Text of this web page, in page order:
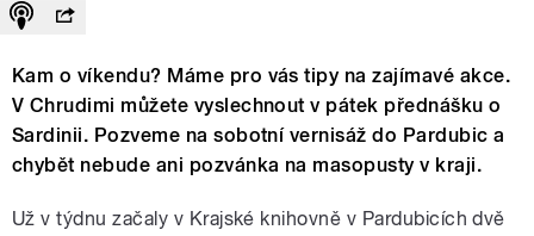
Kam o víkendu? Máme pro vás tipy na zajímavé akce.
V Chrudimi můžete vyslechnout v pátek přednášku o
Sardinii. Pozveme na sobotní vernisáž do Pardubic a
chybět nebude ani pozvánka na masopusty v kraji.
Už v týdnu začaly v Krajské knihovně v Pardubicích dvě